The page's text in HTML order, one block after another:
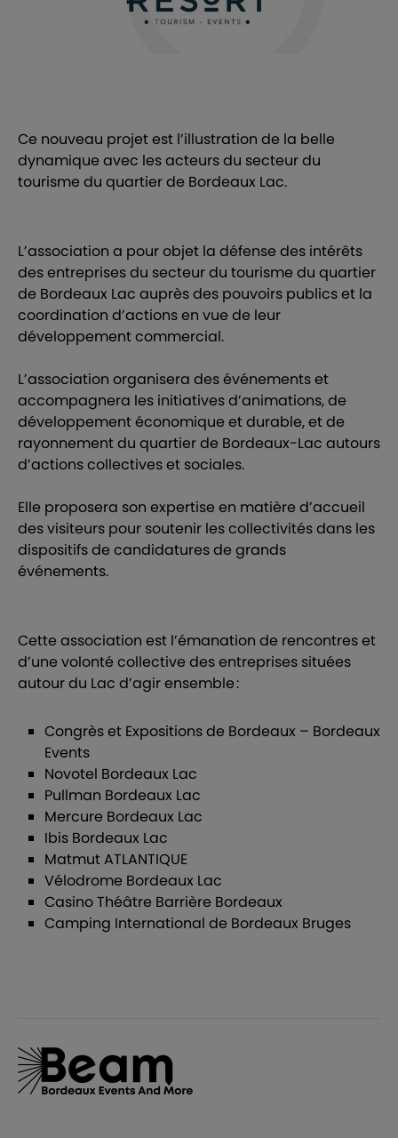
Ce nouveau projet est l’illustration de la belle
dynamique avec les acteurs du secteur du
tourisme du quartier de Bordeaux Lac.
L’association a pour objet la défense des intérêts
des entreprises du secteur du tourisme du quartier
de Bordeaux Lac auprès des pouvoirs publics et la
coordination d’actions en vue de leur
développement commercial.
L’association organisera des événements et
accompagnera les initiatives d’animations, de
développement économique et durable, et de
rayonnement du quartier de Bordeaux-Lac autours
d’actions collectives et sociales.
Elle proposera son expertise en matière d’accueil
des visiteurs pour soutenir les collectivités dans les
dispositifs de candidatures de grands
événements.
Cette association est l’émanation de rencontres et
d’une volonté collective des entreprises situées
autour du Lac d’agir ensemble :
Congrès et Expositions de Bordeaux – Bordeaux
Events
Novotel Bordeaux Lac
Pullman Bordeaux Lac
Mercure Bordeaux Lac
Ibis Bordeaux Lac
Matmut ATLANTIQUE
Vélodrome Bordeaux Lac
Casino Théâtre Barrière Bordeaux
Camping International de Bordeaux Bruges